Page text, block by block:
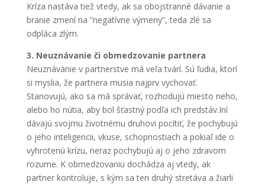
Kríza nastáva tiež vtedy, ak sa obojstranné dávanie a
branie zmení na “negatívne výmeny”, teda zlé sa
odpláca zlým.
3. Neuznávanie či obmedzovanie partnera
Neuznávanie v partnerstve má veľa tvárí. Sú ľudia, ktorí
si myslia, že partnera musia najprv vychovať.
Stanovujú, ako sa má správať, rozhodujú miesto neho,
alebo ho nútia, aby bol šťastný podľa ich predstáv.Iní
dávajú svojmu životnému druhovi pocítiť, že pochybujú
o jeho inteligencii, vkuse, schopnostiach a pokiaľ ide o
vyhrotenú krízu, neraz pochybujú aj o jeho zdravom
rozume. K obmedzovaniu dochádza aj vtedy, ak
partner kontroluje, s kým sa ten druhý stretáva a žiarli